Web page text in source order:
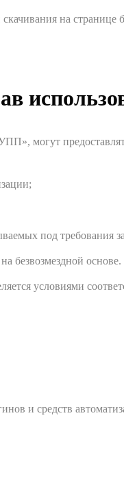
на странице
могут
под требования
безвозмездной основе.
условиями
и средств